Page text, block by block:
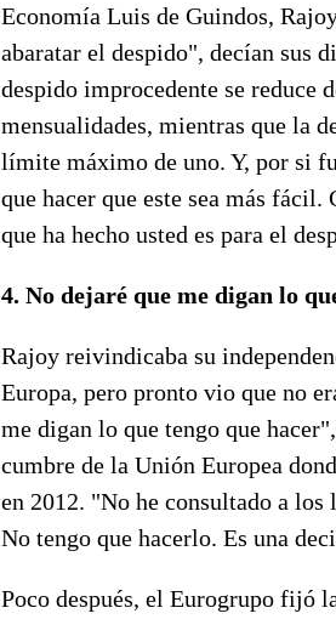
Economía Luis de Guindos,
abaratar el despido", decían sus
despido improcedente se reduce
mensualidades, mientras que la
límite máximo de uno. Y, por si
que hacer que este sea más
que ha hecho usted es para el
4. No dejaré que me digan lo
Rajoy reivindicaba su
Europa, pero pronto vio que no
me digan lo que tengo que
cumbre de la Unión Europea
en 2012. "No he consultado a
No tengo que hacerlo. Es una
Poco después, el Eurogrupo fijó